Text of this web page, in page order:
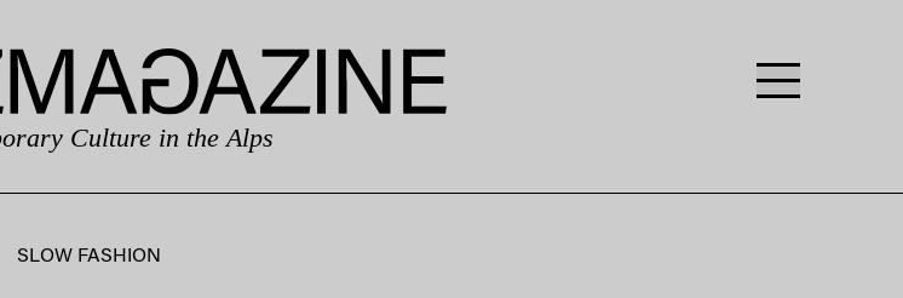
Culture in the Alps
SLOW FASHION